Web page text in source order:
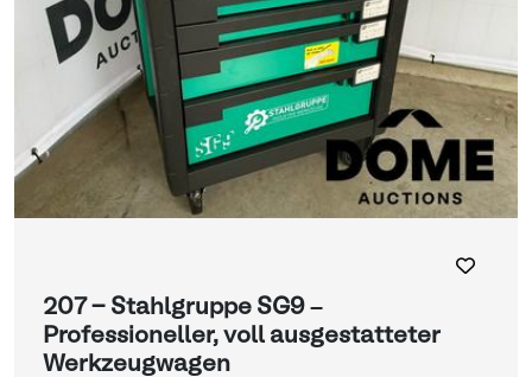
207 - Stahlgruppe SG9 –
Professioneller, voll ausgestatteter
Werkzeugwagen